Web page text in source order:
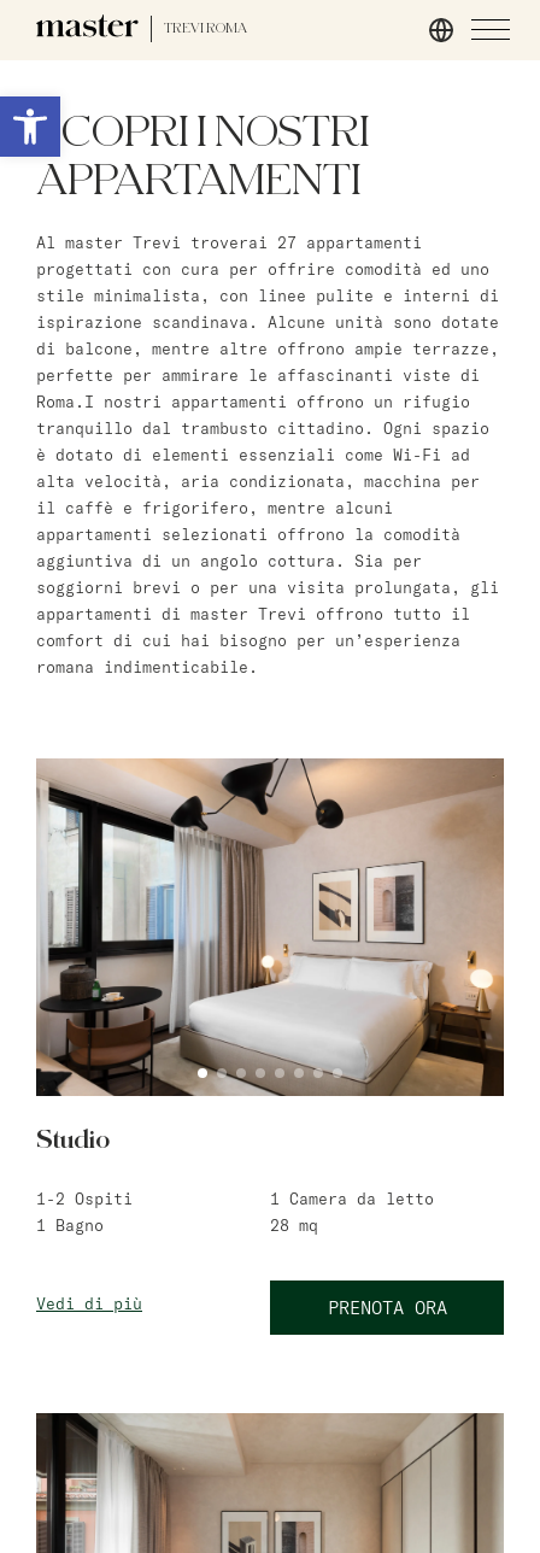
TREVI ROMA
Roma
master Trevi
master St. Paul’s
master Cannon
master Farringdon
Barcellona
master La Rambla
Amburgo
master Altona
Varsavia
master Wola
master Plaka
Salzburg
master Mirabell
Linzergasse Salzburg
Tel Aviv
Mazeh Tel Aviv
master Shenkin
master Bat Yam
Haifa
SCOPRI I NOSTRI
APPARTAMENTI
Al master Trevi troverai 27 appartamenti
progettati con cura per offrire comodità ed uno
stile minimalista, con linee pulite e interni di
ispirazione scandinava. Alcune unità sono dotate
di balcone, mentre altre offrono ampie terrazze,
perfette per ammirare le affascinanti viste di
Roma.I nostri appartamenti offrono un rifugio
tranquillo dal trambusto cittadino. Ogni spazio
è dotato di elementi essenziali come Wi-Fi ad
alta velocità, aria condizionata, macchina per
il caffè e frigorifero, mentre alcuni
appartamenti selezionati offrono la comodità
aggiuntiva di un angolo cottura. Sia per
soggiorni brevi o per una visita prolungata, gli
appartamenti di master Trevi offrono tutto il
comfort di cui hai bisogno per un’esperienza
romana indimenticabile.
Studio
1-2 Ospiti 1
Camera da letto
1
Bagno 28 mq
Vedi di più PRENOTA ORA
Apri la barra degli strumenti